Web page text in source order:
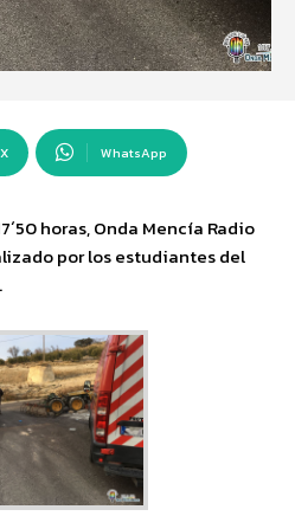
X WhatsApp
horas, Onda Mencía Radio
por los estudiantes del